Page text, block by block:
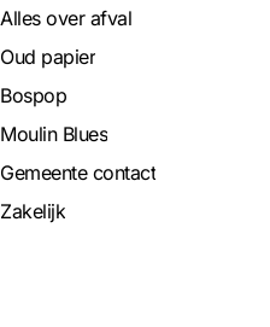
Alles over afval
Oud papier
Bospop
Moulin Blues
Gemeente contact
Zakelijk